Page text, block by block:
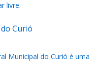
livre.
Curió
Municipal do Curió é uma